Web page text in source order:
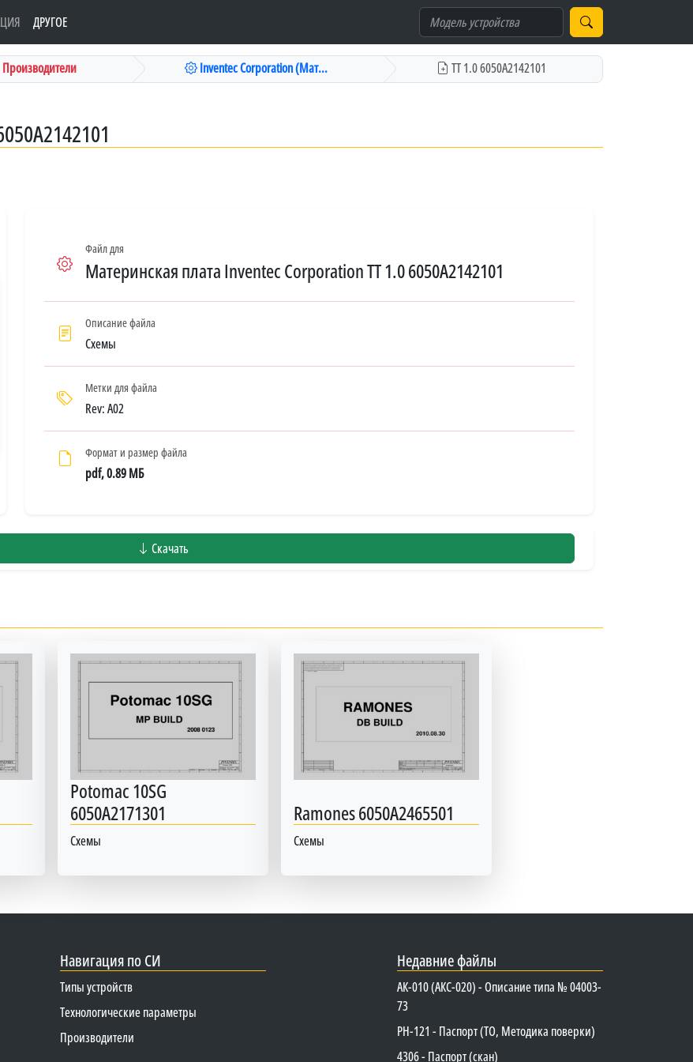
ДРУГОЕ
Производители Inventec Corporation (Мат... TT 1.0 6050A2142101
Файл для
Материнская плата Inventec Corporation TT 1.0 6050A2142101
Описание файла
Схемы
Метки для файла
Rev: A02
Формат и размер файла
pdf, 0.89 МБ
Скачать
Potomac 10SG
6050A2171301
Схемы
Ramones 6050A2465501
Схемы
Навигация по СИ
Типы устройств
Технологические параметры
Производители
Недавние файлы
АК-010 (АКС-020) - Описание типа № 04003-
73
PH-121 - Паспорт (ТО, Методика поверки)
4306 - Паспорт (скан)